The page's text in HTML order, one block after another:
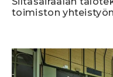
toimiston